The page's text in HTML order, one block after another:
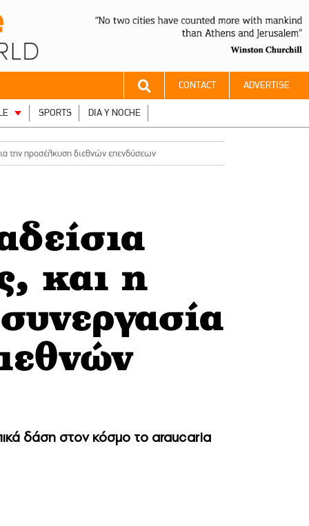
CONTACT ADVERTISE
SPORTS DIA Y NOCHE
την προσέλκυση διεθνών επενδύσεων
και η
δάση στον κόσμο το araucaria